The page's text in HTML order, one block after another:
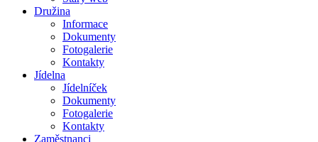
Družina
Informace
Dokumenty
Fotogalerie
Kontakty
Jídelna
Jídelníček
Dokumenty
Fotogalerie
Kontakty
Zaměstnanci